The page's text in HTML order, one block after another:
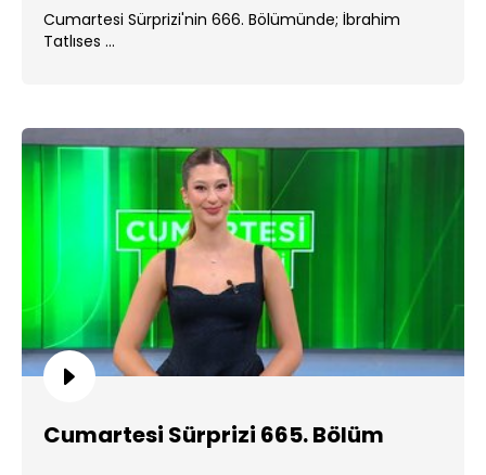
Cumartesi Sürprizi'nin 666. Bölümünde; İbrahim
Tatlıses ...
Cumartesi Sürprizi 665. Bölüm